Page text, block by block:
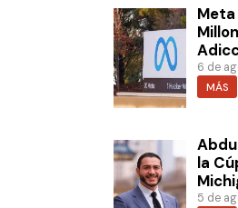
Meta
6 de
MÁS
la
5 de